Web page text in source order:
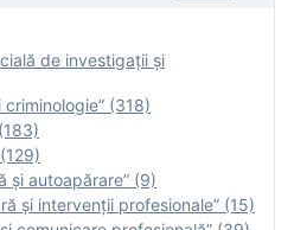
de investigaţii şi
(318)
şi autoapărare” (9)
şi intervenţii profesionale” (15)